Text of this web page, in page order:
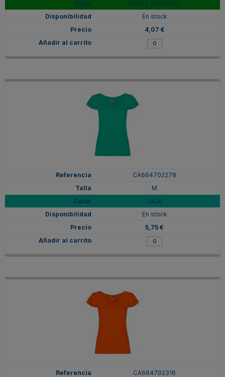
VERDE TROPICAL
En stock
4,07 €
CA664702278
M
JADE
En stock
5,75 €
CA664702316